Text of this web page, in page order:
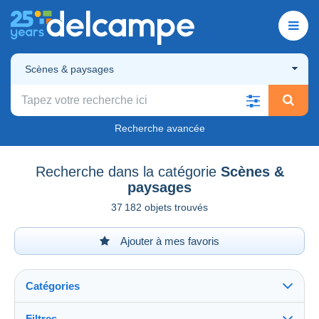
Scènes & paysages
Recherche avancée
Recherche dans la catégorie Scènes &
paysages
37 182 objets trouvés
Ajouter à mes favoris
Catégories